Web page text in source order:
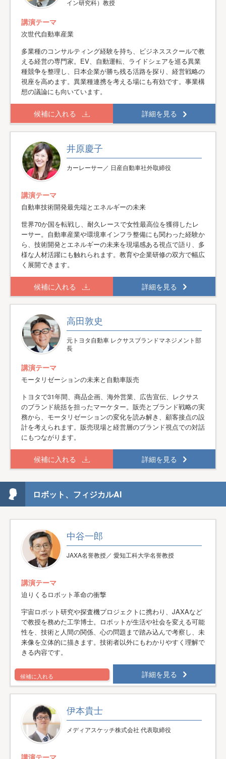
イン研究科）教授
講演テーマ
次世代自動車産業
多業種のコンサルティング経験を持ち、ビジネススクールで教
える経営の専門家。EV、自動運転、ライドシェアを巡る異業
種競争を整理し、日本企業が勝ち残る活路を探り、経営戦略の
視座を高めます。異業種連携を考える場にも有効です。事業構
想の議論にも向いています。
候補に入れる 詳細を見る
井原慶子
カーレーサー／ 日産自動車社外取締役
講演テーマ
自動車技術開発最先端とエネルギーの未来
世界70か国を転戦し、耐久レースで女性最高位を獲得したレ
ーサー。自動車産業や環境車インフラ整備にも関わった経験か
ら、技術開発とエネルギーの未来を現場感ある視点で語り、多
様な人材活躍にも触れられます。教育や企業研修の双方で幅広
く展開できます。
候補に入れる 詳細を見る
高田敦史
元トヨタ自動車 レクサスブランドマネジメント部
長
講演テーマ
モータリゼーションの未来と自動車販売
トヨタで31年間、商品企画、海外営業、広告宣伝、レクサス
のブランド統括を担ったマーケター。販売とブランド戦略の実
務から、モータリゼーションの変化を読み解き、顧客接点の設
計を考えられます。販売現場と経営層のブランド視点での対話
にもつながります。
候補に入れる 詳細を見る
ロボット、フィジカルAI
中谷一郎
JAXA名誉教授／ 愛知工科大学名誉教授
講演テーマ
迫りくるロボット革命の衝撃
宇宙ロボット研究や探査機プロジェクトに携わり、JAXAなど
で教授を務めた工学博士。ロボットが生活や社会を変える可能
性を、技術と人間の関係、心の問題まで踏み込んで考察し、未
来像を立体的に描きます。技術者以外にもわかりやすく理解で
きる内容です。
候補に入れる 詳細を見る
伊本貴士
メディアスケッチ株式会社 代表取締役
講演テーマ